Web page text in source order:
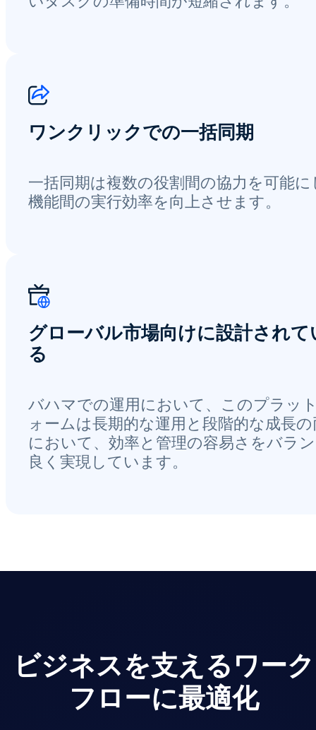
ワンクリックでの一括同期
一括同期は複数の役割間の協力を可能に
機能間の実行効率を向上させます。
グローバル市場向けに設計されて
る
バハマでの運用において、このプラッ
ォームは長期的な運用と段階的な成長の
において、効率と管理の容易さをバラ
良く実現しています。
ビジネスを支えるワーク
フローに最適化